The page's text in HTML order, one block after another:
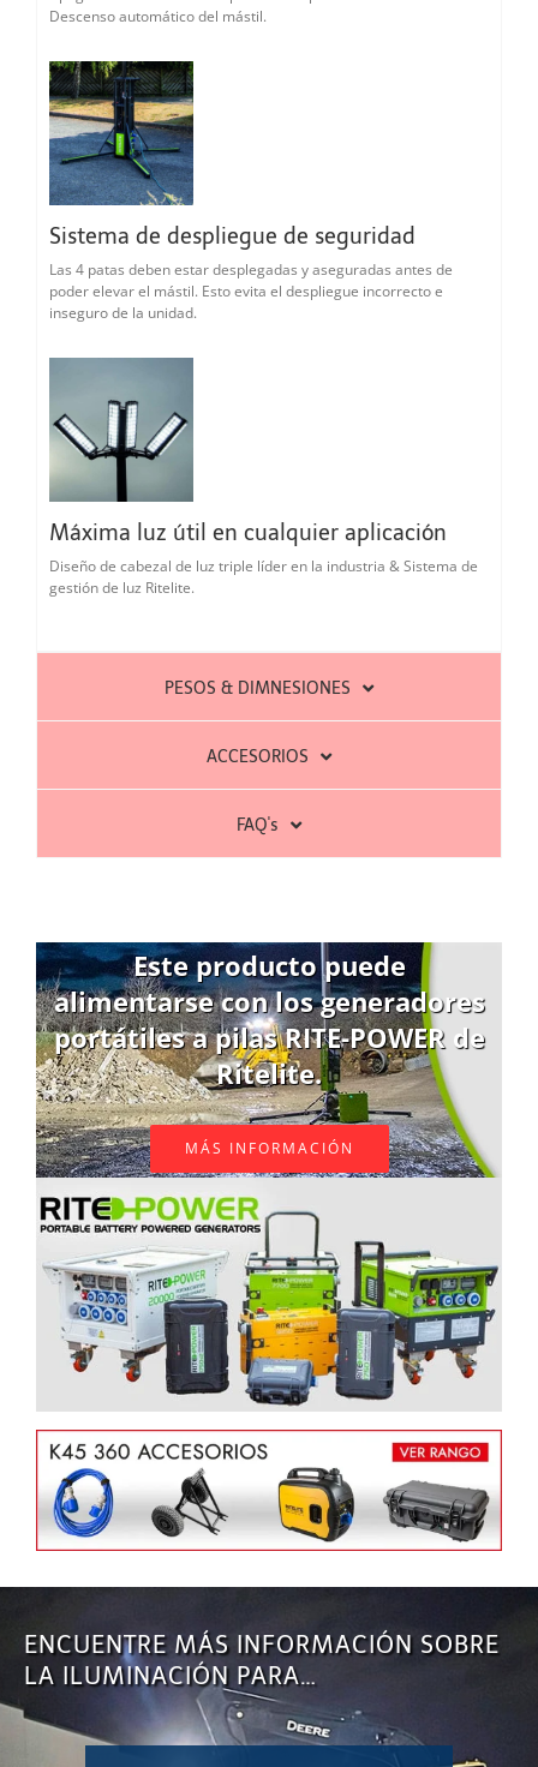
Descenso automático del mástil.
Sistema de despliegue de seguridad
Las 4 patas deben estar desplegadas y aseguradas antes de
poder elevar el mástil. Esto evita el despliegue incorrecto e
inseguro de la unidad.
Máxima luz útil en cualquier aplicación
Diseño de cabezal de luz triple líder en la industria & Sistema de
gestión de luz Ritelite.
PESOS & DIMNESIONES
ACCESORIOS
FAQ's
Este producto puede
alimentarse con los generadores
portátiles a pilas RITE-POWER de
Ritelite.
MÁS INFORMACIÓN
ENCUENTRE MÁS INFORMACIÓN SOBRE
LA ILUMINACIÓN PARA…